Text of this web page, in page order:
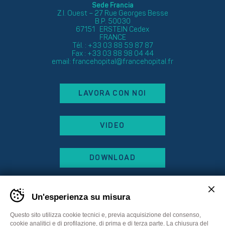
Sede Francia
Z.I. Ouest – 27 Rue Georges Besse
B.P. 50030
67151 ERSTEIN Cedex
FRANCE
Tél. : +33 03 88 59 87 87
Fax : +33 03 88 98 04 44
email: francehopital@francehopital.fr
LAVORA CON NOI
VIDEO
DOWNLOAD
Un'esperienza su misura
Questo sito utilizza cookie tecnici e, previa acquisizione del consenso,
cookie analitici e di profilazione, di prima e di terza parte. La chiusura del